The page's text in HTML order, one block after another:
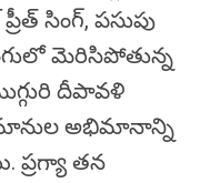
సింగ్, పసుపు
మెరిసిపోతున్న
దీపావళి
అభిమానాన్ని
తన